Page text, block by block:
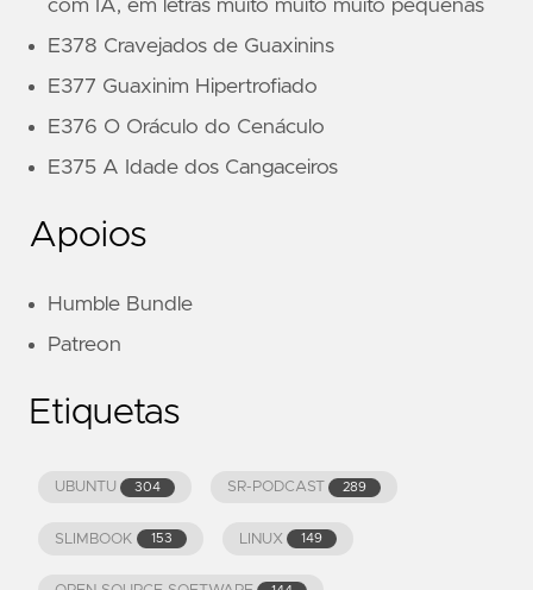
com IA, em letras muito muito muito pequenas
E378 Cravejados de Guaxinins
E377 Guaxinim Hipertrofiado
E376 O Oráculo do Cenáculo
E375 A Idade dos Cangaceiros
Apoios
Humble Bundle
Patreon
Etiquetas
UBUNTU 304 SR-PODCAST 289
SLIMBOOK 153 LINUX 149